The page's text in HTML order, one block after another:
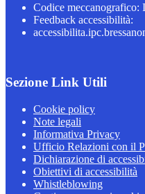
Codice meccanografico:
Feedback accessibilità:
Sezione Link Utili
Cookie policy
Note legali
Informativa Privacy
Ufficio Relazioni con il
Dichiarazione di
Obiettivi di accessibilità
Whistleblowing